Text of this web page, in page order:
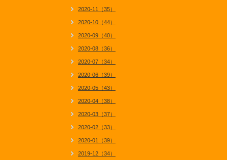
2020-11（35）
2020-10（44）
2020-09（40）
2020-08（36）
2020-07（34）
2020-06（39）
2020-05（43）
2020-04（38）
2020-03（37）
2020-02（33）
2020-01（39）
2019-12（34）